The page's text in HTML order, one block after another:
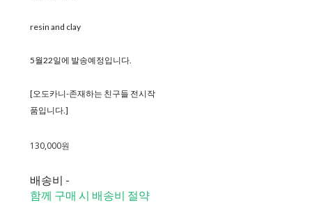
resin and clay
5월22일에 발송예정입니다.
[오도카니-존재하는 친구들 전시작
품입니다.]
130,000원
배송비 -
함께 구매 시 배송비 절약